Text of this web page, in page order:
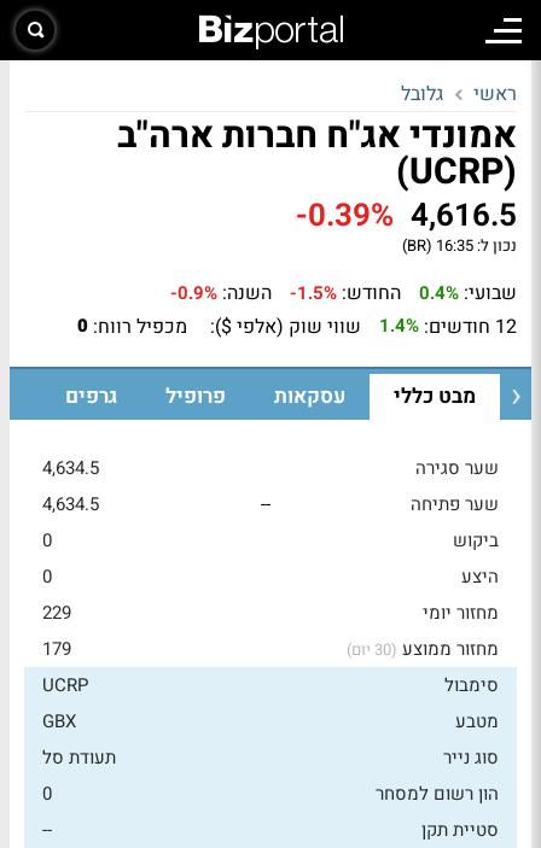
ראשי גלובל
אמונדי אג"ח חברות ארה"ב
(UCRP)
4,616.5
-0.39%
נכון ל: 16:35 (BR)
שבועי: 0.4% החודש: -1.5% השנה: -0.9%
12 חודשים: 1.4% שווי שוק (אלפי $): מכפיל רווח: 0
מבט כללי עסקאות פרופיל גרפים
שער סגירה
4,634.5
שער פתיחה
--
4,634.5
ביקוש
0
היצע
0
מחזור יומי
229
מחזור ממוצע (30 יום)
179
סימבול
UCRP
מטבע
GBX
סוג נייר
תעודת סל
הון רשום למסחר
0
סטיית תקן
--